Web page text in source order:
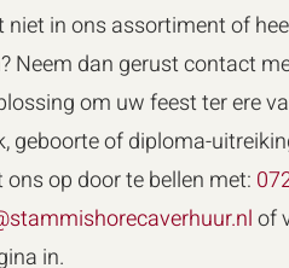
in ons assortiment of
Neem dan gerust contact
om uw feest ter ere
geboorte of diploma-
op door te bellen met:
of
in.